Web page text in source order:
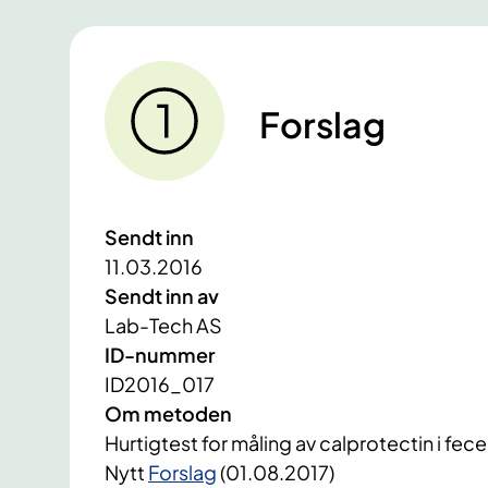
Forslag
Sendt inn
11.03.2016
Sendt inn av
Lab-Tech AS
ID-nummer
ID2016_017
Om metoden
Hurtigtest for måling av calprotectin i
Nytt Forslag(01.08.2017)